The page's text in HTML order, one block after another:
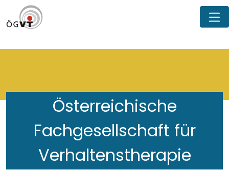
Österreichische
Fachgesellschaft für
Verhaltenstherapie